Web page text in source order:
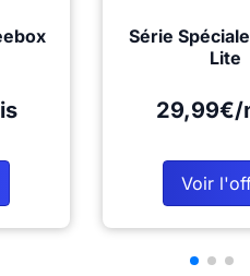
Série
Lite
29,99€/
Voir